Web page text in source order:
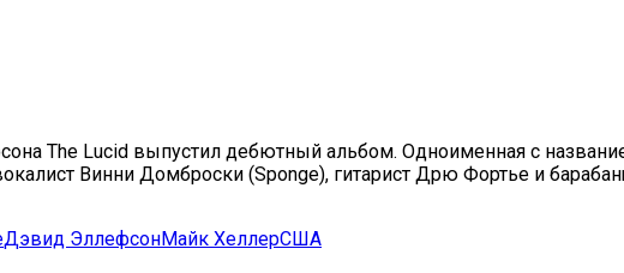
The Lucid выпустил дебютный альбом. Одноименная с
Винни Домброски (Sponge), гитарист Дрю Фортье и
Дэвид ЭллефсонМайк ХеллерСША